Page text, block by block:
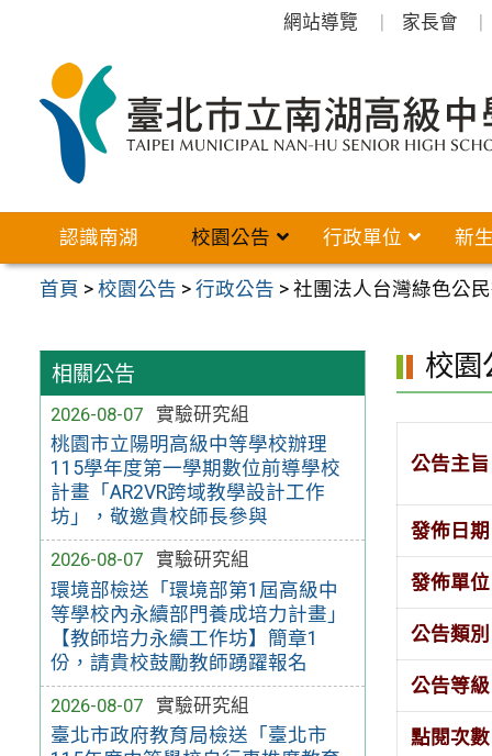
網站導覽 家長會
認識南湖 校園公告 行政單位 新
首頁 >校園公告 >行政公告 >社團法人台灣綠色公
相關公告
2026-08-07
實驗研究組
桃園市立陽明高級中等學校辦理
115學年度第一學期數位前導學校
計畫「AR2VR跨域教學設計工作
坊」，敬邀貴校師長參與
2026-08-07
實驗研究組
環境部檢送「環境部第1屆高級中
等學校內永續部門養成培力計畫」
【教師培力永續工作坊】簡章1
份，請貴校鼓勵教師踴躍報名
2026-08-07
實驗研究組
臺北市政府教育局檢送「臺北市
校園
公告主旨
發佈日期
發佈單位
公告類別
公告等級
點閱次數